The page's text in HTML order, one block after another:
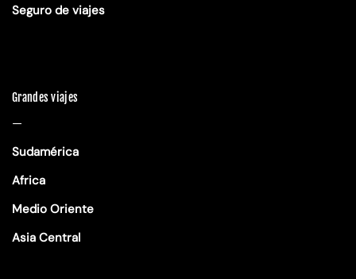
Seguro de viajes
Grandes viajes
—
Sudamérica
Africa
Medio Oriente
Asia Central